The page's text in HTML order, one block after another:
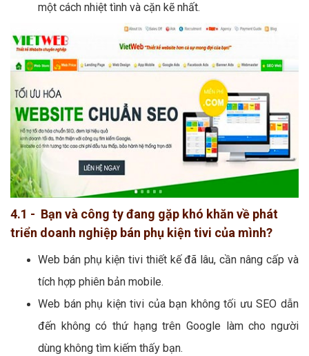
một cách nhiệt tình và cặn kẽ nhất.
4.1 - Bạn và công ty đang gặp khó khăn về phát
triển doanh nghiệp bán phụ kiện tivi của mình?
Web bán phụ kiện tivi thiết kế đã lâu, cần nâng cấp và
tích hợp phiên bản mobile.
Web bán phụ kiện tivi của bạn không tối ưu SEO dẫn
đến không có thứ hạng trên Google làm cho người
dùng không tìm kiếm thấy bạn.